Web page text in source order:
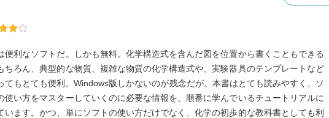
便利なソフトだ。しかも無料。化学構造式を含んだ図を位置から書くこともできる
ちろん、典型的な物質、複雑な物質の化学構造式や、実験器具のテンプレートなど
てもとても便利。Windows版しかないのが残念だが。本書はとても読みやすく、ソ
使い方をマスターしていくのに必要な情報を、順番に学んでいるチュートリアルに
います。かつ、単にソフトの使い方だけでなく、化学の初歩的な教科書としても利